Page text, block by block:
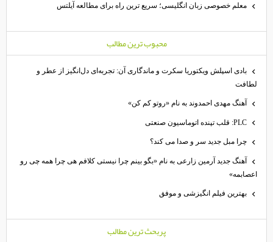
معلم خصوصی زبان انگلیسی؛ سریع ترین راه برای مطالعه آیلتس
محبوب ترين مطالب
بادی اسپلش ویکتوریا سکرت و ماندگاری آن: تجربه‌ای دل‌انگیز از عطر و
آهنگ مهدی احمدوند به نام «روتو کم کن»
PLC: قلب تپنده اتوماسیون صنعتی
چرا مبل جدید سر و صدا می کند؟
آهنگ جدید آرمین زارعی به نام «بگو بینم چرا نیستی کلافم هی چرا همه چی رو
بهترین فیلم انگیزشی و موفق
پربحث ترين مطالب